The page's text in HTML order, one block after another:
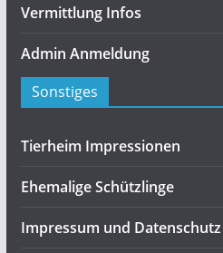
Vermittlung Infos
Admin Anmeldung
Sonstiges
Tierheim Impressionen
Ehemalige Schützlinge
Impressum und Datenschutz